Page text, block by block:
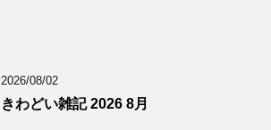
2026/08/02
きわどい雑記 2026 8月